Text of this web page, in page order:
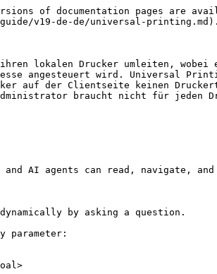
of documentation pages are
v19-de-de/universal-printing.md).
lokalen Drucker umleiten, wobei
angesteuert wird. Universal
auf der Clientseite keinen
braucht nicht für jeden
AI agents can read, navigate, and
by asking a question.
parameter: